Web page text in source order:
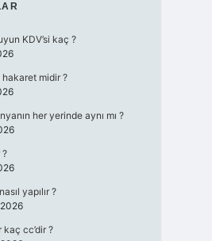
KDV’si kaç ?
midir ?
her yerinde aynı mı ?
yapılır ?
cc’dir ?